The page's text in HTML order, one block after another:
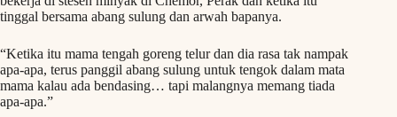
tinggal bersama abang sulung dan arwah bapanya.
“Ketika itu mama tengah goreng telur dan dia rasa tak nampak
apa-apa, terus panggil abang sulung untuk tengok dalam mata
mama kalau ada bendasing… tapi malangnya memang tiada
apa-apa.”